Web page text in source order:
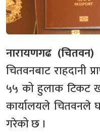
नारायणगढ (चितवन)
चितवनबाट राहदानी
५५ को हुलाक टिकट
कार्यालयले चितवनले
गरेको छ ।